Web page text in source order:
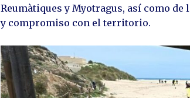
Reumàtiques y Myotragus, así como de
y compromiso con el territorio.